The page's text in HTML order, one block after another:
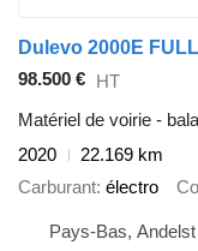
Dulevo 2000E
98.500 € HT
Matériel de voirie -
2020
22.169 km
Carburant électro
Pays-Bas, Andelst